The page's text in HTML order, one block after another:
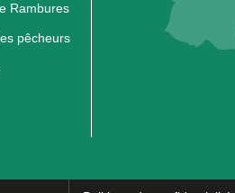
Rambures
pêcheurs